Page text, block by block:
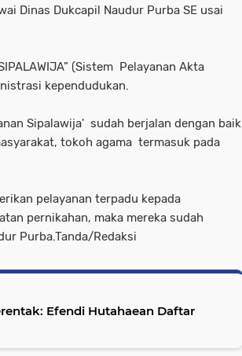
Dinas Dukcapil Naudur Purba SE usai
(Sistem Pelayanan Akta
kependudukan.
Sipalawija' sudah berjalan dengan baik
tokoh agama termasuk pada
pelayanan terpadu kepada
pernikahan, maka mereka sudah
Purba.Tanda/Redaksi
Efendi Hutahaean Daftar